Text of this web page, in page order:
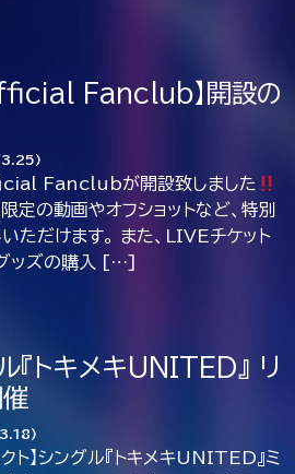
Fanclub】開設の
Fanclubが開設致しました
定の動画やオフショットなど、特別
ただけます。 また、LIVEチケット
ッズの購入 […]
トキメキUNITED』 リ
催
ト】シングル『トキメキUNITED』ミ